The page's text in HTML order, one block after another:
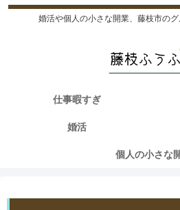
婚活や個人の小さな開業、藤枝市の
仕事暇すぎ
婚活
個人の小さな